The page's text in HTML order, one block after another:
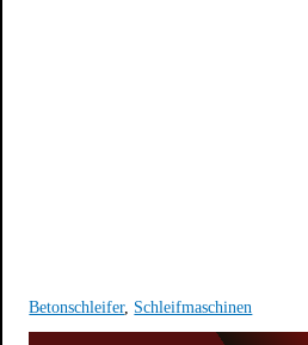
Betonschleifer, Schleifmaschinen